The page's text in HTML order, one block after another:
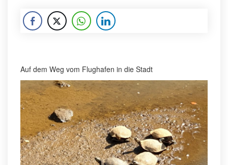
Auf dem Weg vom Flughafen in die Stadt